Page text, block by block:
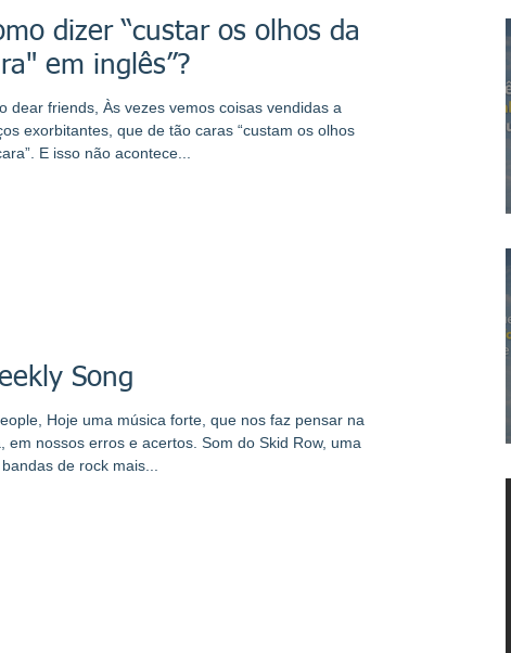
dizer “custar os olhos da
em inglês”?
dear friends, Às vezes vemos coisas vendidas a
exorbitantes, que de tão caras “custam os olhos
E isso não acontece...
Song
Hoje uma música forte, que nos faz pensar na
em nossos erros e acertos. Som do Skid Row, uma
de rock mais...